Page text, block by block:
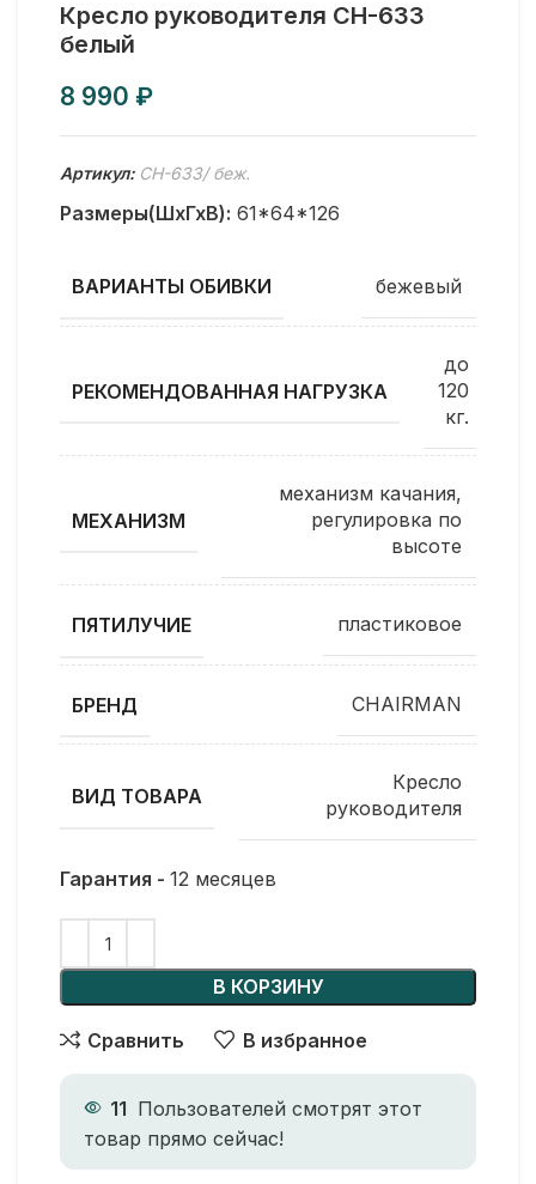
Кресло руководителя CH-633
белый
₽
Артикул: CH-633/ беж.
Размеры(ШхГхВ): 61*64*126
ВАРИАНТЫ ОБИВКИ бежевый
РЕКОМЕНДОВАННАЯ НАГРУЗКА
до
120
кг.
МЕХАНИЗМ
механизм качания,
регулировка по
высоте
ПЯТИЛУЧИЕ пластиковое
БРЕНД CHAIRMAN
ВИД ТОВАРА
Кресло
руководителя
Гарантия - 12 месяцев
В КОРЗИНУ
Сравнить В избранное
11 Пользователей смотрят этот
товар прямо сейчас!